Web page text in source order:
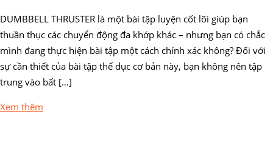
DUMBBELL THRUSTER là một bài tập luyện cốt lõi giúp bạn
thuần thục các chuyển động đa khớp khác – nhưng bạn có chắc
mình đang thực hiện bài tập một cách chính xác không? Đối với
sự cần thiết của bài tập thể dục cơ bản này, bạn không nên tập
trung vào bất […]
Xem thêm